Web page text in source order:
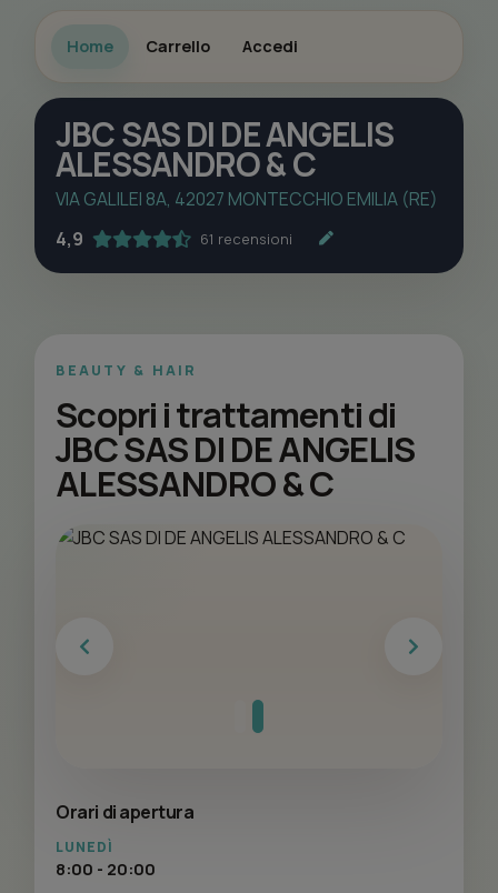
Home Carrello Accedi
JBC SAS DI DE ANGELIS
ALESSANDRO & C
VIA GALILEI 8A, 42027 MONTECCHIO EMILIA (RE)
4,9
61 recensioni
BEAUTY & HAIR
Scopri i trattamenti di
JBC SAS DI DE ANGELIS
ALESSANDRO & C
Previous Next
Orari di apertura
LUNEDÌ
8:00 - 20:00